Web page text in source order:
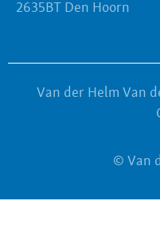
2635BT Den Hoorn
Van der Helm Van
© Van